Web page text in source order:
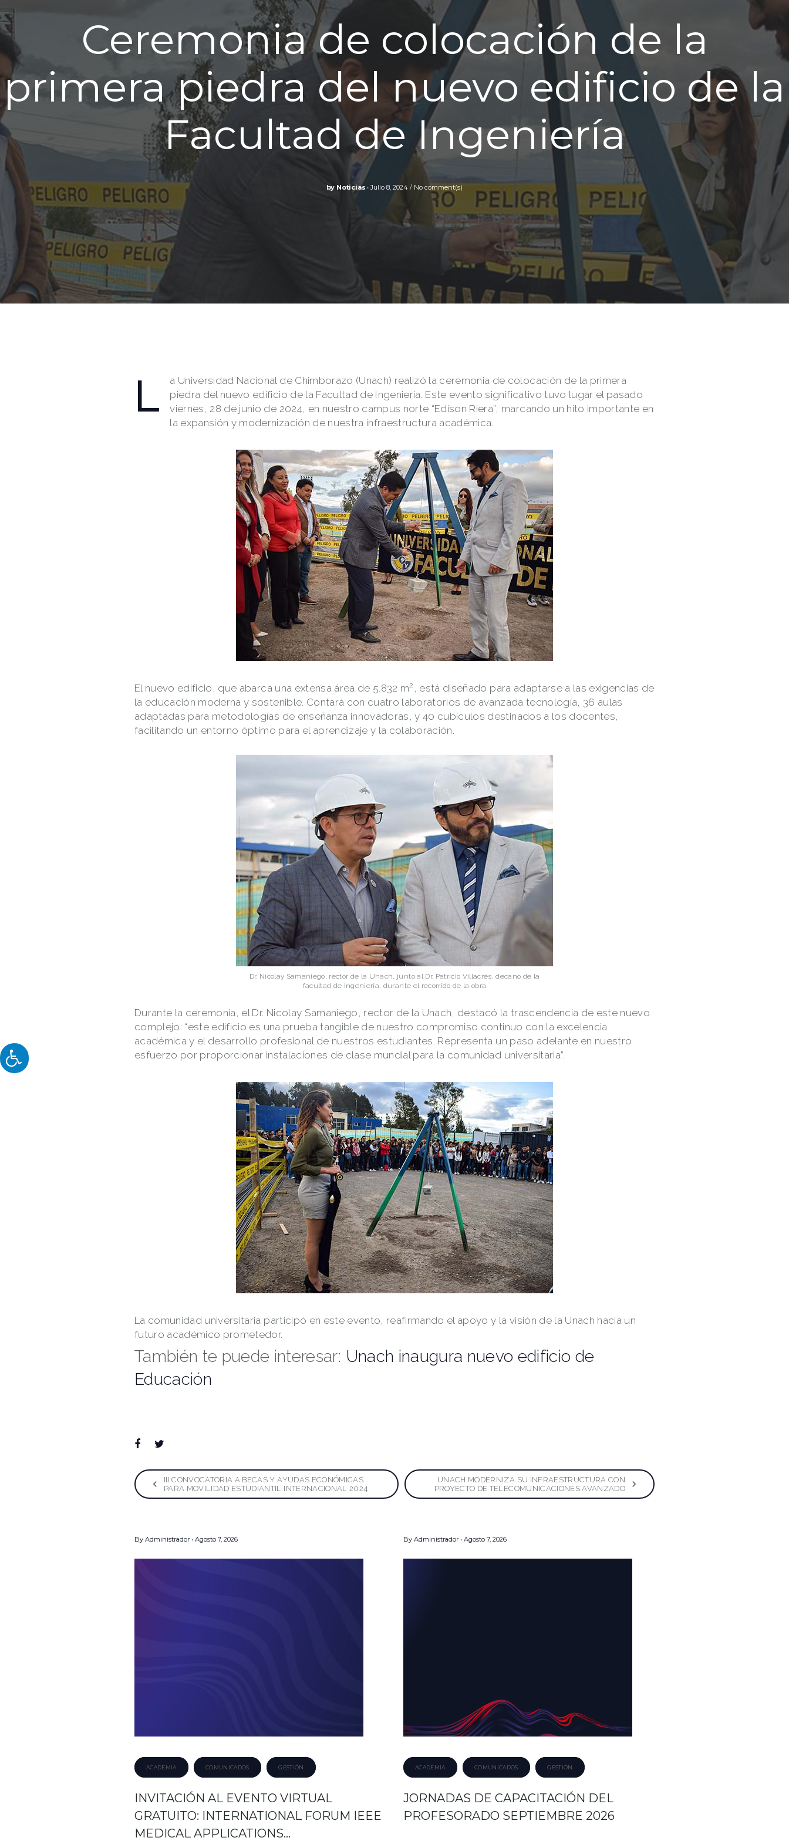
Ceremonia de colocación de la
primera piedra del nuevo edificio de la
Facultad de Ingeniería
by Noticias Julio 8, 2024 No comment(s)
L
a Universidad Nacional de Chimborazo (Unach) realizó la ceremonia de colocación de la primera
piedra del nuevo edificio de la Facultad de Ingeniería. Este evento significativo tuvo lugar el pasado
viernes, 28 de junio de 2024, en nuestro campus norte “Edison Riera”, marcando un hito importante en
la expansión y modernización de nuestra infraestructura académica.
El nuevo edificio, que abarca una extensa área de 5.832 m², está diseñado para adaptarse a las exigencias de
la educación moderna y sostenible. Contará con cuatro laboratorios de avanzada tecnología, 36 aulas
adaptadas para metodologías de enseñanza innovadoras, y 40 cubículos destinados a los docentes,
facilitando un entorno óptimo para el aprendizaje y la colaboración.
Dr. Nicolay Samaniego, rector de la Unach, junto al Dr. Patricio Villacrés, decano de la
facultad de Ingeniería, durante el recorrido de la obra
Durante la ceremonia, el Dr. Nicolay Samaniego, rector de la Unach, destacó la trascendencia de este nuevo
complejo: “este edificio es una prueba tangible de nuestro compromiso continuo con la excelencia
académica y el desarrollo profesional de nuestros estudiantes. Representa un paso adelante en nuestro
esfuerzo por proporcionar instalaciones de clase mundial para la comunidad universitaria”.
La comunidad universitaria participó en este evento, reafirmando el apoyo y la visión de la Unach hacia un
futuro académico prometedor.
También te puede interesar: Unach inaugura nuevo edificio de
Educación
Facebook
Navegación
de
III CONVOCATORIA A BECAS Y AYUDAS ECONÓMICAS
PARA MOVILIDAD ESTUDIANTIL INTERNACIONAL 2024
UNACH MODERNIZA SU INFRAESTRUCTURA CON
PROYECTO DE TELECOMUNICACIONES AVANZADO
By Administrador Agosto 7, 2026
ACADEMIA COMUNICADOS GESTIÓN
INVITACIÓN AL EVENTO VIRTUAL
GRATUITO: INTERNATIONAL FORUM IEEE
MEDICAL APPLICATIONS…
By Administrador Agosto 7, 2026
ACADEMIA COMUNICADOS GESTIÓN
JORNADAS DE CAPACITACIÓN DEL
PROFESORADO SEPTIEMBRE 2026